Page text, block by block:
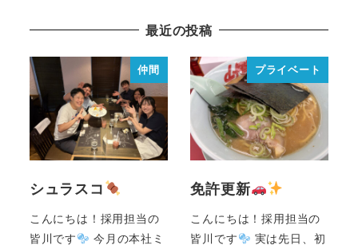
最近の投稿
仲間
シュラスコ
こんにちは！採用担当の
皆川です
今月の本社ミ
プライベート
免許更新
こんにちは！採用担当の
皆川です
実は先日、初